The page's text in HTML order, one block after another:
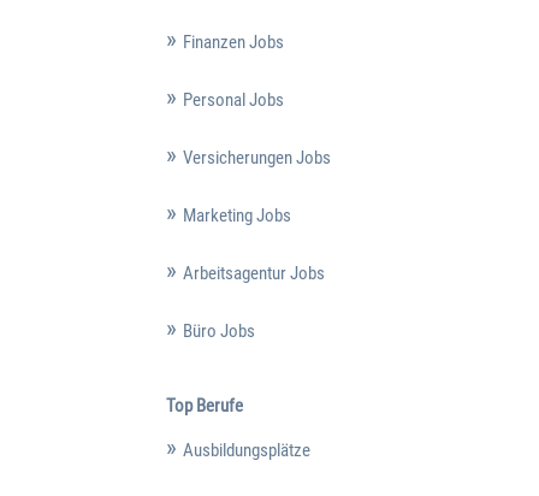
Finanzen Jobs
Personal Jobs
Versicherungen Jobs
Marketing Jobs
Arbeitsagentur Jobs
Büro Jobs
Top Berufe
Ausbildungsplätze